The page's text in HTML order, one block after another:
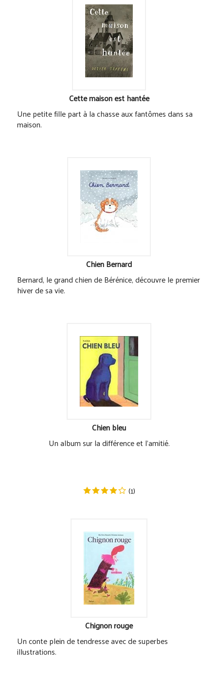
Cette maison est hantée
Une petite fille part à la chasse aux fantômes dans sa
maison.
Chien Bernard
Bernard, le grand chien de Bérénice, découvre le premier
hiver de sa vie.
Chien bleu
Un album sur la différence et l'amitié.
(1)
Chignon rouge
Un conte plein de tendresse avec de superbes
illustrations.